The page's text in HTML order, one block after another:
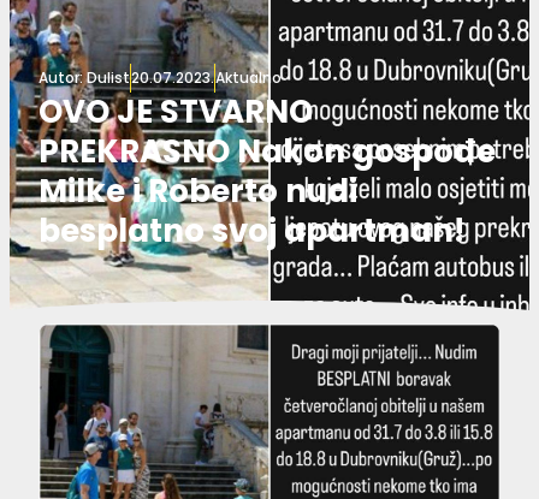
Autor:Dulist20.07.2023.Aktualno
OVO JE STVARNO
PREKRASNO Nakon gospođe
Milke i Roberto nudi
besplatno svoj apartman!